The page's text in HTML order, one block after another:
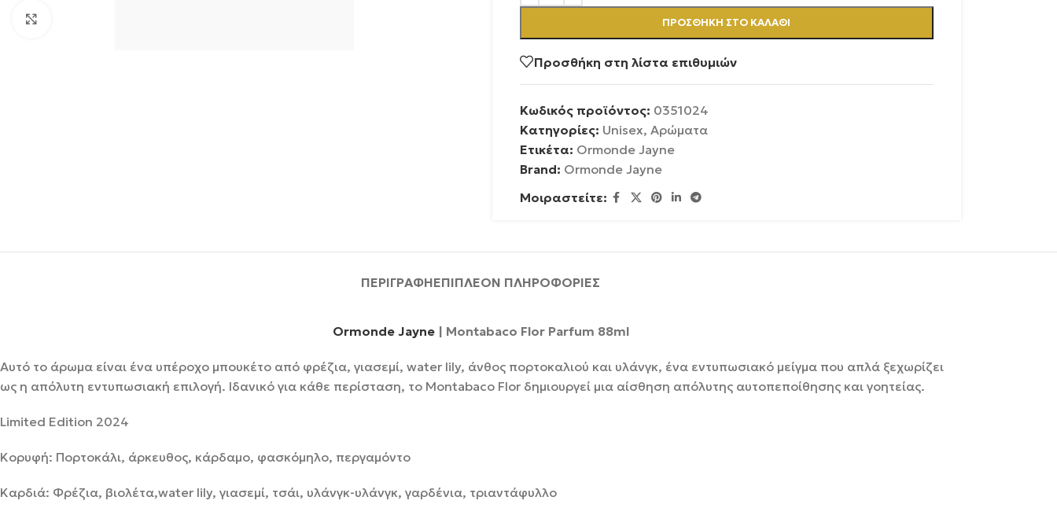
ΠΡΟΣΘΉΚΗ ΣΤΟ ΚΑΛΆΘΙ
Προσθήκη στη λίστα επιθυμιών
Κωδικός προϊόντος: 0351024
Κατηγορίες: Unisex, Αρώματα
Ετικέτα: Ormonde Jayne
Brand: Ormonde Jayne
Μοιραστείτε:
ΠΕΡΙΓΡΑΦΉΕΠΙΠΛΈΟΝ ΠΛΗΡΟΦΟΡΊΕΣ
Ormonde Jayne| Montabaco Flor Parfum 88ml
Αυτό το άρωμα είναι ένα υπέροχο μπουκέτο από φρέζια, γιασεμί, water lily, άνθος πορτοκαλιού και υλάνγκ, ένα εντυπωσιακό μείγμα που απλά ξεχωρίζει
ως η απόλυτη εντυπωσιακή επιλογή. Ιδανικό για κάθε περίσταση, το Montabaco Flor δημιουργεί μια αίσθηση απόλυτης αυτοπεποίθησης και γοητείας.
Limited Edition 2024
Κορυφή: Πορτοκάλι, άρκευθος, κάρδαμο, φασκόμηλο, περγαμόντο
Καρδιά: Φρέζια, βιολέτα,water lily, γιασεμί, τσάι, υλάνγκ-υλάνγκ, γαρδένια, τριαντάφυλλο